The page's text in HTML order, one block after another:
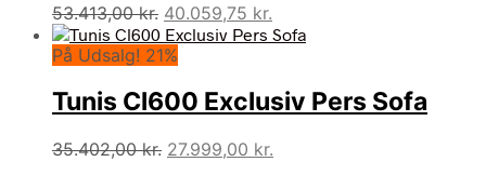
53.413,00kr. Den
oprindelige
pris
53.413,00 kr..
40.059,75 kr.
aktuelle
40.059,75 kr..
På Udsalg! 21%
Tunis Cl600 Exclusiv Pers Sofa
35.402,00kr. Den
27.999,00 kr.